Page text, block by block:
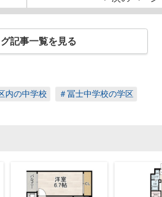
記事一覧を見る
内の中学校 ＃冨士中学校の学区